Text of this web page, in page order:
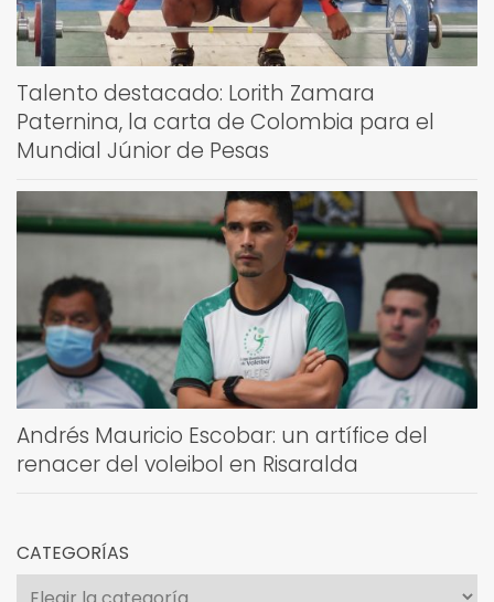
Talento destacado: Lorith Zamara
Paternina, la carta de Colombia para el
Mundial Júnior de Pesas
Andrés Mauricio Escobar: un artífice del
renacer del voleibol en Risaralda
CATEGORÍAS
Categorías